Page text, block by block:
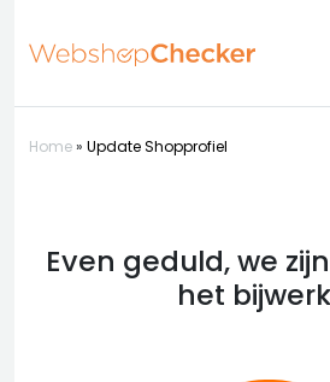
Home» Update Shopprofiel
Even geduld, we zijn
het